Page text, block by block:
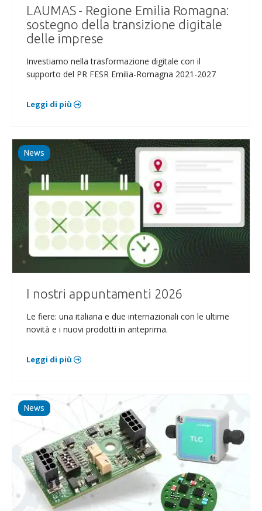
LAUMAS - Regione Emilia Romagna:
sostegno della transizione digitale
delle imprese
Investiamo nella trasformazione digitale con il
supporto del PR FESR Emilia-Romagna 2021-2027
Leggi di più
News
I nostri appuntamenti 2026
Le fiere: una italiana e due internazionali con le ultime
novità e i nuovi prodotti in anteprima.
Leggi di più
News